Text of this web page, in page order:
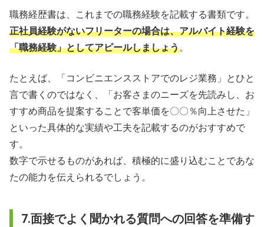
職務経歴書は、これまでの職務経験を記載する書類です。
正社員経験がないフリーターの場合は、アルバイト経験を
「職務経験」としてアピールしましょう。
たとえば、「コンビニエンスストアでのレジ業務」とひと
言で書くのではなく、「お客さまのニーズを先読みし、お
すすめ商品を提案することで客単価を〇〇％向上させた」
といった具体的な実績や工夫を記載するのがおすすめで
す。
数字で示せるものがあれば、積極的に盛り込むことであな
たの能力を伝えられるでしょう。
7.面接でよく聞かれる質問への回答を準備す